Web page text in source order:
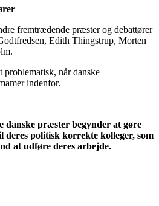
fremtrædende præster og debattører
Edith Thingstrup, Morten
når danske
indenfor.
danske præster begynder at gøre
deres politisk korrekte kolleger, som
at udføre deres arbejde.